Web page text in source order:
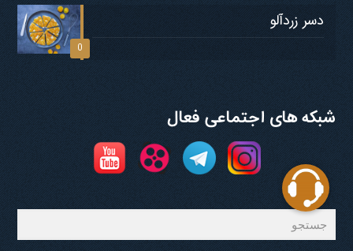
0
دسر زردآلو
شبکه های اجتماعی فعال
جستجو